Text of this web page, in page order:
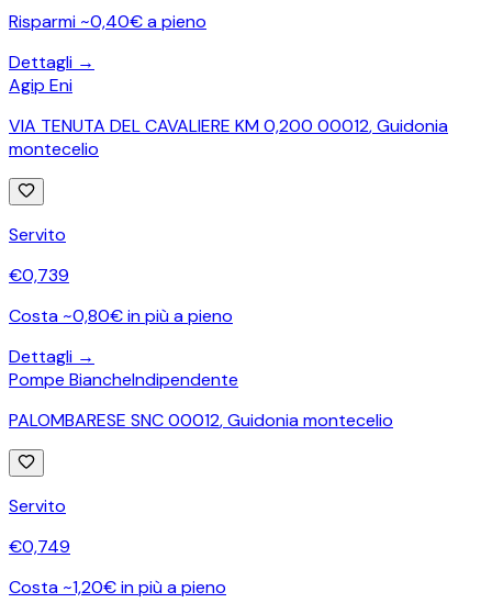
Risparmi ~0,40€ a pieno
Dettagli →
Agip Eni
VIA TENUTA DEL CAVALIERE KM 0,200 00012,Guidonia
montecelio
Servito
€0,739
Costa ~0,80€ in più a pieno
Dettagli →
Pompe BiancheIndipendente
PALOMBARESE SNC 00012,Guidonia montecelio
Servito
€0,749
Costa ~1,20€ in più a pieno